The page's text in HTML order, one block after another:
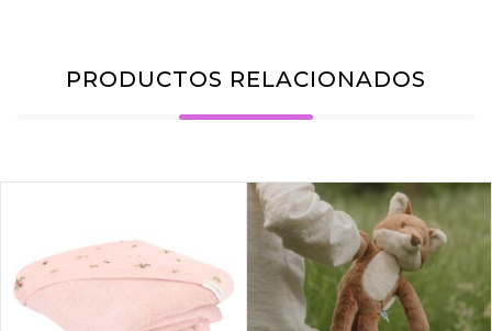
PRODUCTOS RELACIONADOS